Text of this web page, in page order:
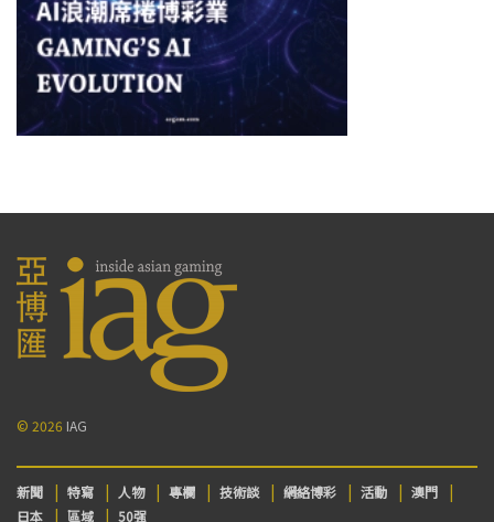
© 2026 IAG
新聞 特寫 人物 專欄 技術談 網絡博彩 活動
澳門
日本
區域 50强